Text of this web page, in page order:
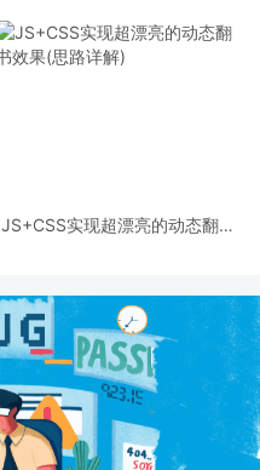
JS+CSS实现超漂亮的动态翻书